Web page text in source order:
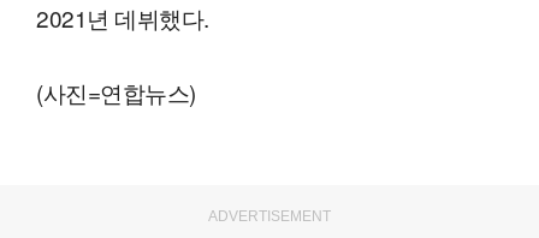
2021년 데뷔했다.
(사진=연합뉴스)
ADVERTISEMENT